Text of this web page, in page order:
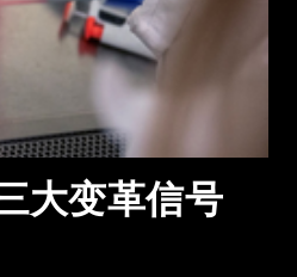
大变革信号